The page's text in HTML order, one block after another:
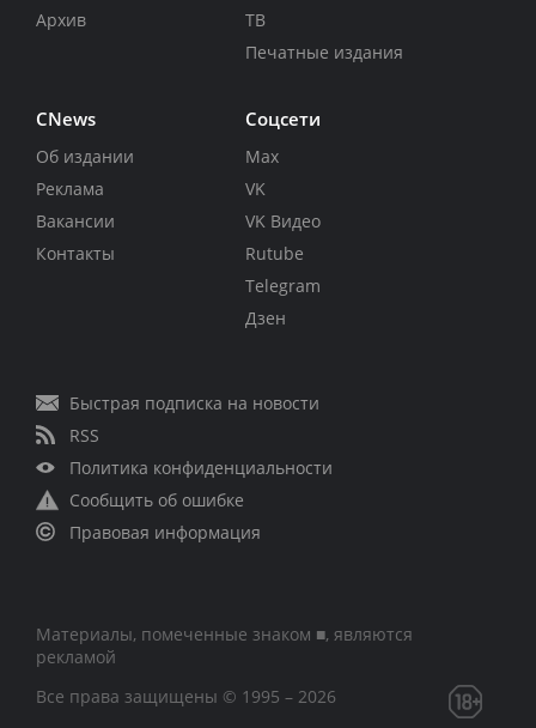
Архив
ТВ
Печатные издания
CNews
Об издании
Реклама
Вакансии
Контакты
Соцсети
Max
VK
VK Видео
Rutube
Telegram
Дзен
Быстрая подписка на новости
RSS
Политика конфиденциальности
Сообщить об ошибке
Правовая информация
Материалы, помеченные знаком ■, являются
рекламой
Все права защищены © 1995 – 2026